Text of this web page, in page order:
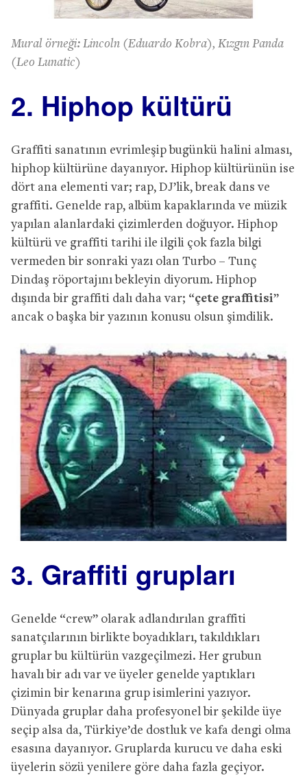
Mural örneği: Lincoln (Eduardo Kobra), Kızgın Panda
(Leo Lunatic)
2. Hiphop kültürü
Graffiti sanatının evrimleşip bugünkü halini alması,
hiphop kültürüne dayanıyor. Hiphop kültürünün ise
dört ana elementi var; rap, DJ’lik, break dans ve
graffiti. Genelde rap, albüm kapaklarında ve müzik
yapılan alanlardaki çizimlerden doğuyor. Hiphop
kültürü ve graffiti tarihi ile ilgili çok fazla bilgi
vermeden bir sonraki yazı olan Turbo – Tunç
Dindaş röportajını bekleyin diyorum. Hiphop
dışında bir graffiti dalı daha var; “çete graffitisi”
ancak o başka bir yazının konusu olsun şimdilik.
3. Graffiti grupları
Genelde “crew” olarak adlandırılan graffiti
sanatçılarının birlikte boyadıkları, takıldıkları
gruplar bu kültürün vazgeçilmezi. Her grubun
havalı bir adı var ve üyeler genelde yaptıkları
çizimin bir kenarına grup isimlerini yazıyor.
Dünyada gruplar daha profesyonel bir şekilde üye
seçip alsa da, Türkiye’de dostluk ve kafa dengi olma
esasına dayanıyor. Gruplarda kurucu ve daha eski
üyelerin sözü yenilere göre daha fazla geçiyor.